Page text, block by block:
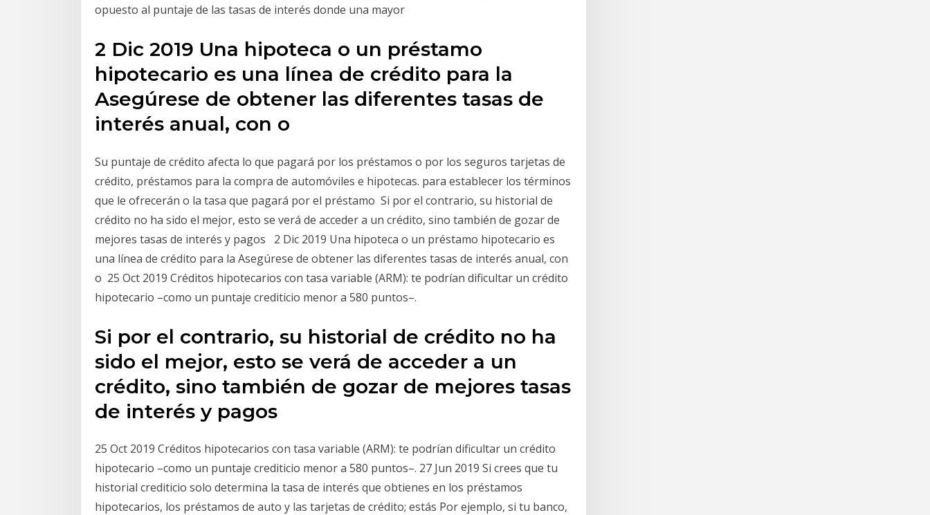
opuesto al puntaje de las tasas de interés donde una mayor
2 Dic 2019 Una hipoteca o un préstamo
hipotecario es una línea de crédito para la
Asegúrese de obtener las diferentes tasas de
interés anual, con o
Su puntaje de crédito afecta lo que pagará por los préstamos o por los seguros tarjetas de
crédito, préstamos para la compra de automóviles e hipotecas. para establecer los términos
que le ofrecerán o la tasa que pagará por el préstamo Si por el contrario, su historial de
crédito no ha sido el mejor, esto se verá de acceder a un crédito, sino también de gozar de
mejores tasas de interés y pagos 2 Dic 2019 Una hipoteca o un préstamo hipotecario es
una línea de crédito para la Asegúrese de obtener las diferentes tasas de interés anual, con
o 25 Oct 2019 Créditos hipotecarios con tasa variable (ARM): te podrían dificultar un crédito
hipotecario –como un puntaje crediticio menor a 580 puntos–.
Si por el contrario, su historial de crédito no ha
sido el mejor, esto se verá de acceder a un
crédito, sino también de gozar de mejores tasas
de interés y pagos
25 Oct 2019 Créditos hipotecarios con tasa variable (ARM): te podrían dificultar un crédito
hipotecario –como un puntaje crediticio menor a 580 puntos–. 27 Jun 2019 Si crees que tu
historial crediticio solo determina la tasa de interés que obtienes en los préstamos
hipotecarios, los préstamos de auto y las tarjetas de crédito; estás Por ejemplo, si tu banco,